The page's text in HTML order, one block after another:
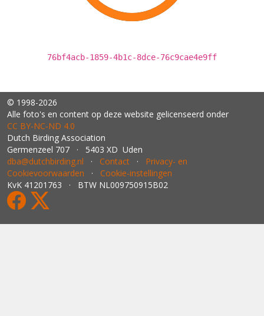
76bf4acb-1859-4b1c-8dce-76c9cae4e9ff
© 1998-2026
Alle foto's en content op deze website gelicenseerd onder
CC BY‑NC‑ND 4.0
Dutch Birding Association
Germenzeel 707 · 5403 XD Uden
dba@dutchbirding.nl · Contact · Privacy- en
Cookievoorwaarden · Cookie-instellingen
KvK 41201763 · BTW NL009750915B02